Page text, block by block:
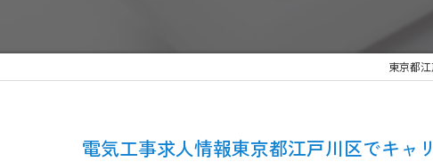
東京都
電気工事求人情報東京都江戸川区でキャ